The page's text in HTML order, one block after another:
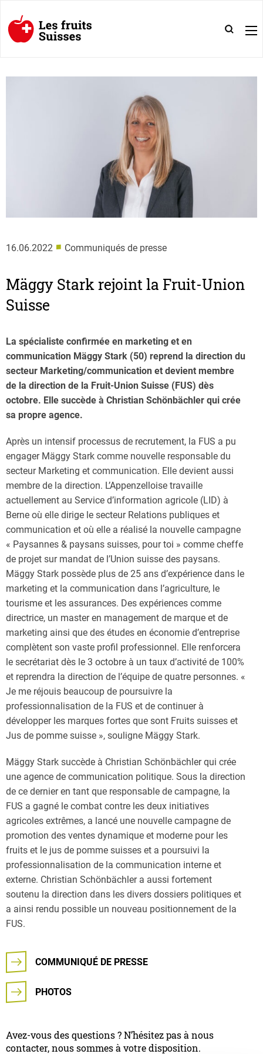
16.06.2022 ■ Communiqués de presse
Mäggy Stark rejoint la Fruit-Union
Suisse
La spécialiste confirmée en marketing et en
communication Mäggy Stark (50) reprend la direction du
secteur Marketing/communication et devient membre
de la direction de la Fruit-Union Suisse (FUS) dès
octobre. Elle succède à Christian Schönbächler qui crée
sa propre agence.
Après un intensif processus de recrutement, la FUS a pu
engager Mäggy Stark comme nouvelle responsable du
secteur Marketing et communication. Elle devient aussi
membre de la direction. L’Appenzelloise travaille
actuellement au Service d’information agricole (LID) à
Berne où elle dirige le secteur Relations publiques et
communication et où elle a réalisé la nouvelle campagne
« Paysannes & paysans suisses, pour toi » comme cheffe
de projet sur mandat de l’Union suisse des paysans.
Mäggy Stark possède plus de 25 ans d’expérience dans le
marketing et la communication dans l’agriculture, le
tourisme et les assurances. Des expériences comme
directrice, un master en management de marque et de
marketing ainsi que des études en économie d’entreprise
complètent son vaste profil professionnel. Elle renforcera
le secrétariat dès le 3 octobre à un taux d’activité de 100%
et reprendra la direction de l’équipe de quatre personnes. «
Je me réjouis beaucoup de poursuivre la
professionnalisation de la FUS et de continuer à
développer les marques fortes que sont Fruits suisses et
Jus de pomme suisse », souligne Mäggy Stark.
Mäggy Stark succède à Christian Schönbächler qui crée
une agence de communication politique. Sous la direction
de ce dernier en tant que responsable de campagne, la
FUS a gagné le combat contre les deux initiatives
agricoles extrêmes, a lancé une nouvelle campagne de
promotion des ventes dynamique et moderne pour les
fruits et le jus de pomme suisses et a poursuivi la
professionnalisation de la communication interne et
externe. Christian Schönbächler a aussi fortement
soutenu la direction dans les divers dossiers politiques et
a ainsi rendu possible un nouveau positionnement de la
FUS.
COMMUNIQUÉ DE PRESSE
PHOTOS
Avez-vous des questions ? N’hésitez pas à nous
contacter, nous sommes à votre disposition.